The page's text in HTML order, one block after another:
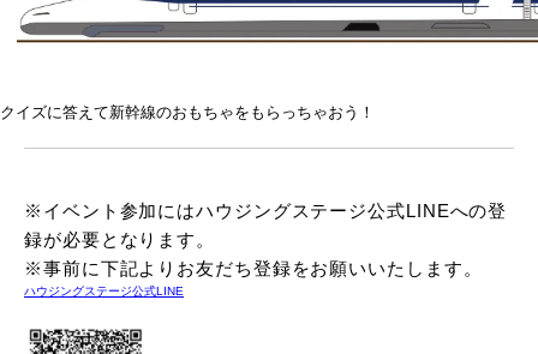
クイズに答えて新幹線のおもちゃをもらっちゃおう！
※イベント参加にはハウジングステージ公式LINEへの登
録が必要となります。
※事前に下記よりお友だち登録をお願いいたします。
ハウジングステージ公式LINE